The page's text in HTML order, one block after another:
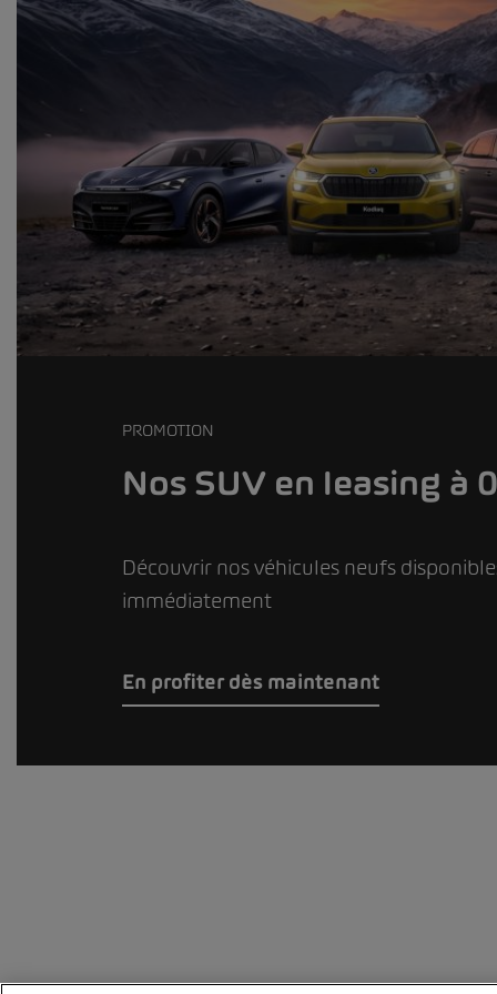
PROMOTION
Nos SUV en leasing à
Découvrir nos véhicules neufs
immédiatement
En profiter dès maintenant